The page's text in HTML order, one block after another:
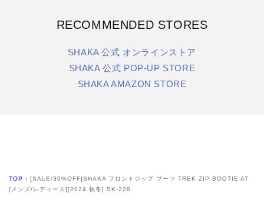
RECOMMENDED STORES
SHAKA 公式 オンラインストア
SHAKA 公式 POP-UP STORE
SHAKA AMAZON STORE
TOP › [SALE/30%OFF]SHAKA フロントジップ ブーツ TREK ZIP BOOTIE AT
[メンズ/レディース][2024 秋冬] SK-228